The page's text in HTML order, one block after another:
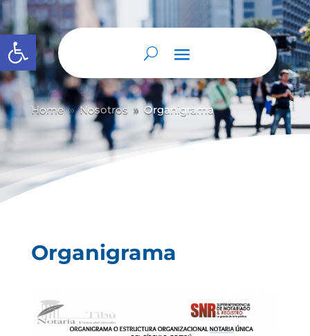
Abrir barra de herramientas
Home 9 Nosotros 9 Organigrama
Organigrama